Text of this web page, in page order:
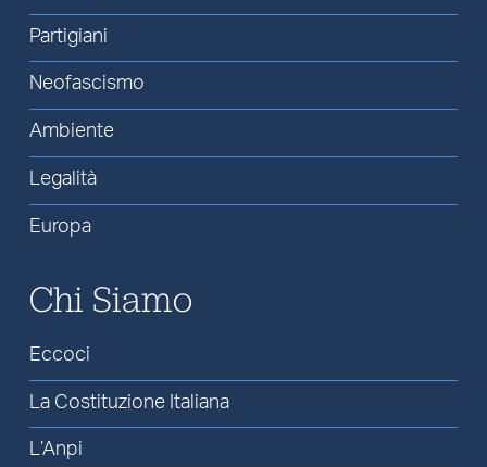
Partigiani
Neofascismo
Ambiente
Legalità
Europa
Chi Siamo
Eccoci
La Costituzione Italiana
L’Anpi